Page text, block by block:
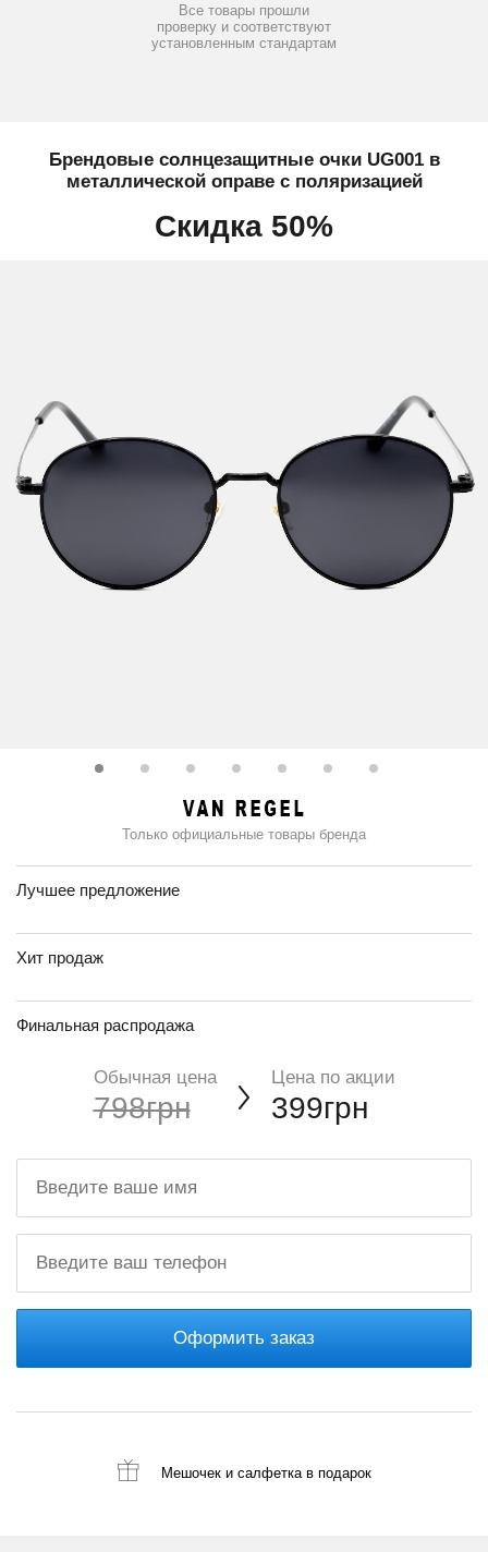
Все товары прошли
проверку и соответствуют
установленным стандартам
Брендовые солнцезащитные очки UG001 в
металлической оправе с поляризацией
Скидка 50%
Только официальные товары бренда
Лучшее предложение
Хит продаж
Финальная распродажа
Обычная цена
798грн
Цена по акции
399грн
Оформить заказ
Мешочек и салфеткав подарок